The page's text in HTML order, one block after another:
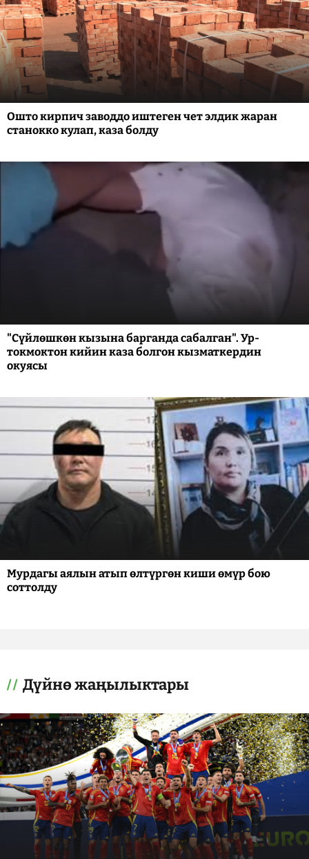
Ошто кирпич заводдо иштеген чет элдик жаран
станокко кулап, каза болду
"Сүйлөшкөн кызына барганда сабалган". Ур-
токмоктон кийин каза болгон кызматкердин
окуясы
Мурдагы аялын атып өлтүргөн киши өмүр бою
соттолду
Дүйнө жаңылыктары